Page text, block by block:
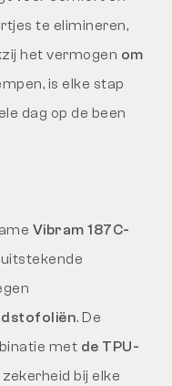
te elimineren,
het vermogen om
is elke stap
dag op de been
Vibram 187C-
. De
met de TPU-
bij elke